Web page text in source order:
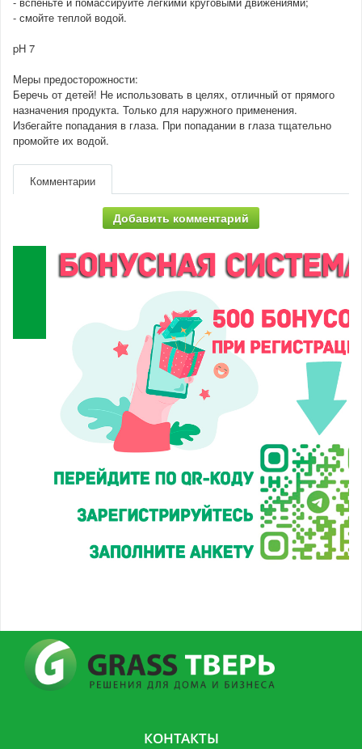
- смойте теплой водой.
pH 7
Меры предосторожности:
Беречь от детей! Не использовать в целях, отличный от прямого
назначения продукта. Только для наружного применения.
Избегайте попадания в глаза. При попадании в глаза тщательно
промойте их водой.
Комментарии
Добавить комментарий
КОНТАКТЫ